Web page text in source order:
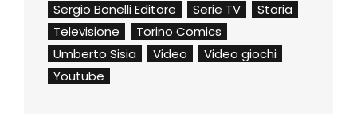
Sergio Bonelli Editore
Serie TV
Storia
Televisione
Torino Comics
Umberto Sisia
Video
Video giochi
Youtube